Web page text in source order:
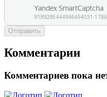
Отправить
Комментарии
Комментариев пока